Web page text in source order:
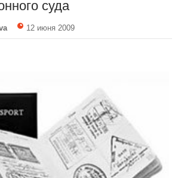
суда
12 июня 2009